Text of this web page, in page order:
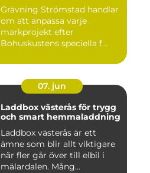
Grävning Strömstad handlar
om att anpassa varje
markprojekt efter
Bohuskustens speciella f...
07. jun
Laddbox västerås för trygg
och smart hemmaladdning
Laddbox västerås är ett
ämne som blir allt viktigare
när fler går över till elbil i
mälardalen. Mång...